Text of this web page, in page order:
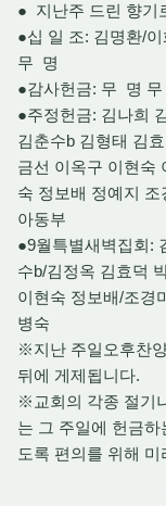
● 지난주 드린 향기
●십 일 조: 김명환/
무 명
●감사헌금: 무 명
●주정헌금: 김나희
김춘수b 김형태 김
금선 이옥구 이현숙
숙 정보배 정예지
아동부
●9월특별새벽집회:
수b/김정옥 김효덕
이현숙 정보배/조경
병숙
※지난 주일오후찬
뒤에 게제됩니다.
※교회의 각종 절기
는 그 주일에 헌금
도록 편의를 위해